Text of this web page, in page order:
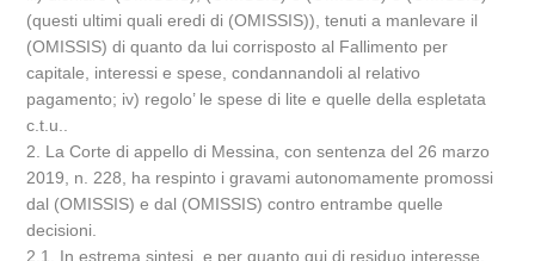
(questi ultimi quali eredi di (OMISSIS)), tenuti a manlevare il
(OMISSIS) di quanto da lui corrisposto al Fallimento per
capitale, interessi e spese, condannandoli al relativo
pagamento; iv) regolo’ le spese di lite e quelle della espletata
c.t.u..
2. La Corte di appello di Messina, con sentenza del 26 marzo
2019, n. 228, ha respinto i gravami autonomamente promossi
dal (OMISSIS) e dal (OMISSIS) contro entrambe quelle
decisioni.
2.1. In estrema sintesi, e per quanto qui di residuo interesse,